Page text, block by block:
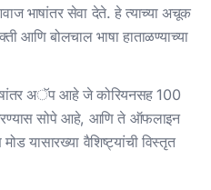
भाषांतर सेवा देते. हे त्याच्या अचूक
आणि बोलचाल भाषा हाताळण्याच्या
अॅप आहे जे कोरियनसह 100
सोपे आहे, आणि ते ऑफलाइन
यासारख्या वैशिष्ट्यांची विस्तृत